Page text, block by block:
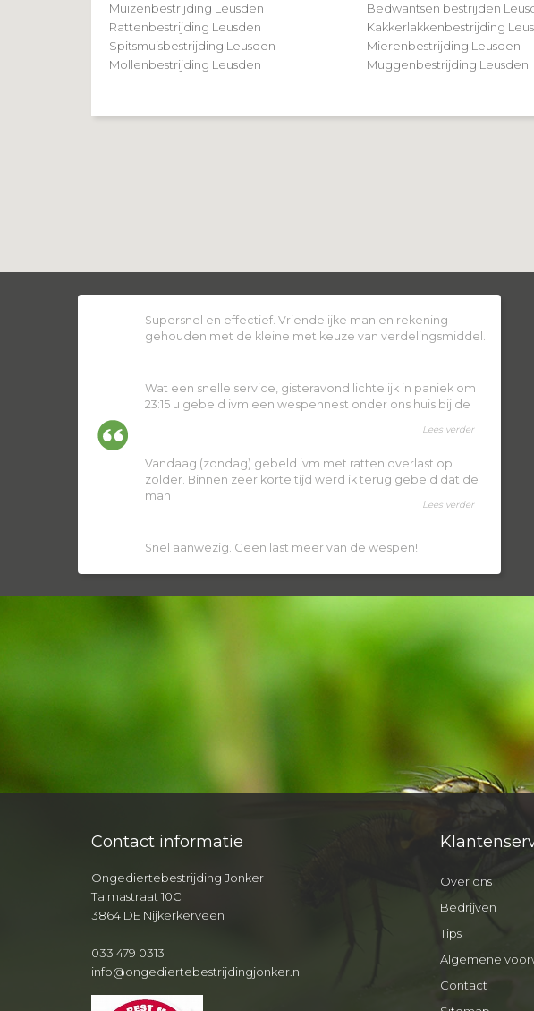
Muizenbestrijding Leusden
Rattenbestrijding Leusden
Spitsmuisbestrijding Leusden
Mollenbestrijding Leusden
Bedwantsen bestrijden
Kakkerlakkenbestrijding
Mierenbestrijding Leusden
Muggenbestrijding Leusden
Supersnel en effectief. Vriendelijke man en rekening
gehouden met de kleine met keuze van verdelingsmiddel.
Wat een snelle service, gisteravond lichtelijk in paniek om
23:15 u gebeld ivm een wespennest onder ons huis bij de
Lees verder
Vandaag (zondag) gebeld ivm met ratten overlast op
zolder. Binnen zeer korte tijd werd ik terug gebeld dat de
man
Lees verder
Snel aanwezig. Geen last meer van de wespen!
Contact informatie
Ongediertebestrijding Jonker
Talmastraat 10C
3864 DE Nijkerkerveen
033 479 0313
info@ongediertebestrijdingjonker.nl
Over ons
Bedrijven
Tips
Algemene
Contact